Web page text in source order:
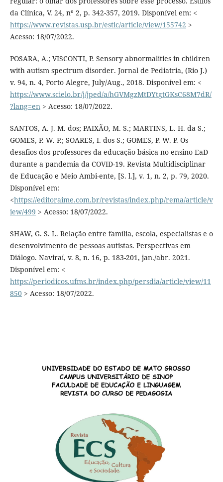
da Clínica, V. 24, nº 2, p. 342-357, 2019. Disponível em: <
https://www.revistas.usp.br/estic/article/view/155742 >
Acesso: 18/07/2022.
POSARA, A.; VISCONTI, P. Sensory abnormalities in children
with autism spectrum disorder. Jornal de Pediatria, (Rio J.)
v. 94, n. 4, Porto Alegre, July/Aug., 2018. Disponível em: <
https://www.scielo.br/j/jped/a/hGVMgzMtDYtgtGKsC68M7dR/
?lang=en> Acesso: 18/07/2022.
SANTOS, A. J. M. dos; PAIXÃO, M. S.; MARTINS, L. H. da S.;
GOMES, P. W. P.; SOARES, I. dos S.; GOMES, P. W. P. Os
desafios dos professores da educação básica no ensino EaD
durante a pandemia da COVID-19. Revista Multidisciplinar
de Educação e Meio Ambi-ente, [S. l.], v. 1, n. 2, p. 79, 2020.
Disponível em:
<https://editoraime.com.br/revistas/index.php/rema/article/v
iew/499 > Acesso: 18/07/2022.
SHAW, G. S. L. Relação entre família, escola, especialistas e o
desenvolvimento de pessoas autistas. Perspectivas em
Diálogo. Naviraí, v. 8, n. 16, p. 183-201, jan./abr. 2021.
Disponível em: <
https://periodicos.ufms.br/index.php/persdia/article/view/11
850> Acesso: 18/07/2022.